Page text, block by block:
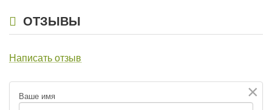
ОТЗЫВЫ
Написать отзыв
×
Ваше имя